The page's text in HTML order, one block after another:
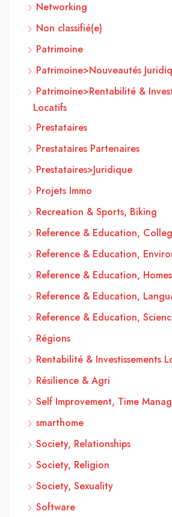
Networking
Non classifié(e)
Patrimoine
Patrimoine>Nouveautés
Patrimoine>Rentabilité &
Locatifs
Prestataires
Prestataires Partenaires
Prestataires>Juridique
Projets Immo
Recreation & Sports, Biking
Reference & Education,
Reference & Education,
Reference & Education,
Reference & Education,
Reference & Education,
Régions
Rentabilité & Investissements
Résilience & Agri
Self Improvement, Time
smarthome
Society, Relationships
Society, Religion
Society, Sexuality
Software